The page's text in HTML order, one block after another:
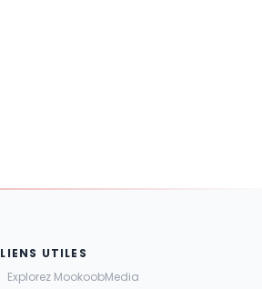
LIENS UTILES
Explorez MookoobMedia